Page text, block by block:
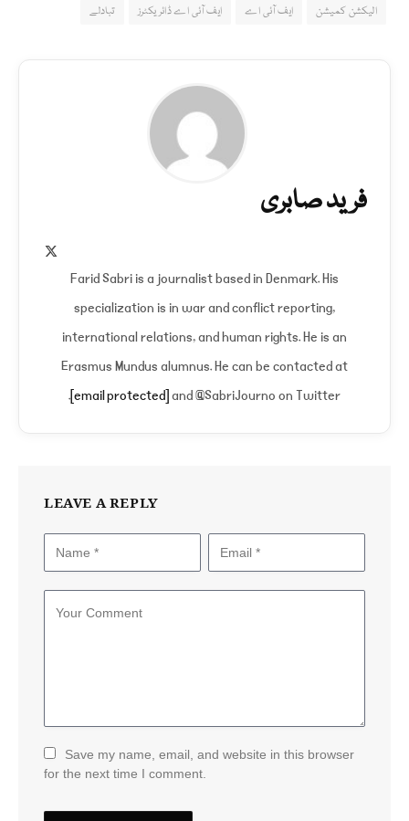
الیکشن کمیشن ایف آئی اے ایف آئی اے ڈائریکٹرز تبادلے
فرید صابری
Farid Sabri is a journalist based in Denmark. His
specialization is in war and conflict reporting,
international relations, and human rights. He is an
Erasmus Mundus alumnus. He can be contacted at
[email protected]and @SabriJourno on Twitter.
LEAVE A REPLY
Save my name, email, and website in this browser
for the next time I comment.